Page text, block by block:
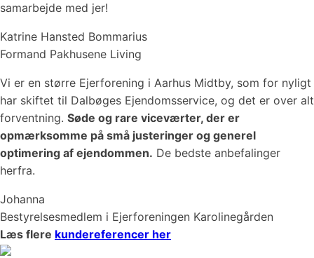
samarbejde med jer!
Katrine Hansted Bommarius
Formand Pakhusene Living
Vi er en større Ejerforening i Aarhus Midtby, som for nyligt
har skiftet til Dalbøges Ejendomsservice, og det er over alt
forventning. Søde og rare viceværter, der er
opmærksomme på små justeringer og generel
optimering af ejendommen. De bedste anbefalinger
herfra.
Johanna
Bestyrelsesmedlem i Ejerforeningen Karolinegården
Læs flere kundereferencer her